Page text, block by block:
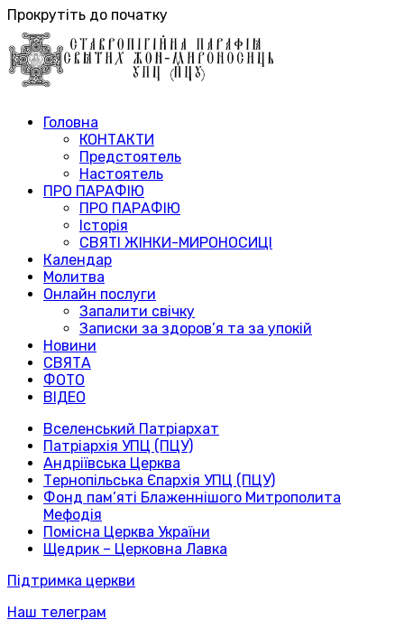
Прокрутіть до початку
Головна
КОНТАКТИ
Предстоятель
Настоятель
ПРО ПАРАФІЮ
ПРО ПАРАФІЮ
Історія
СВЯТІ ЖІНКИ-МИРОНОСИЦІ
Календар
Молитва
Онлайн послуги
Запалити свічку
Записки за здоров’я та за упокій
Новини
СВЯТА
ФОТО
ВІДЕО
Вселенський Патріархат
Патріархія УПЦ (ПЦУ)
Андріївська Церква
Тернопільська Єпархія УПЦ (ПЦУ)
Фонд пам’яті Блаженнішого Митрополита
Мефодія
Помісна Церква України
Щедрик – Церковна Лавка
Підтримка церкви
Наш телеграм